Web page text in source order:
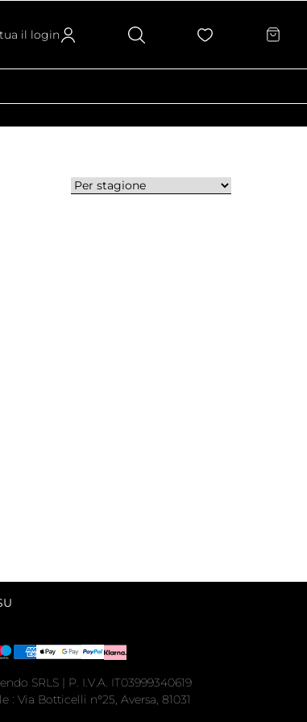
il login
SRLS | P. I.V.A. IT03999340619
: Via Botticelli n°25, Aversa, 81031